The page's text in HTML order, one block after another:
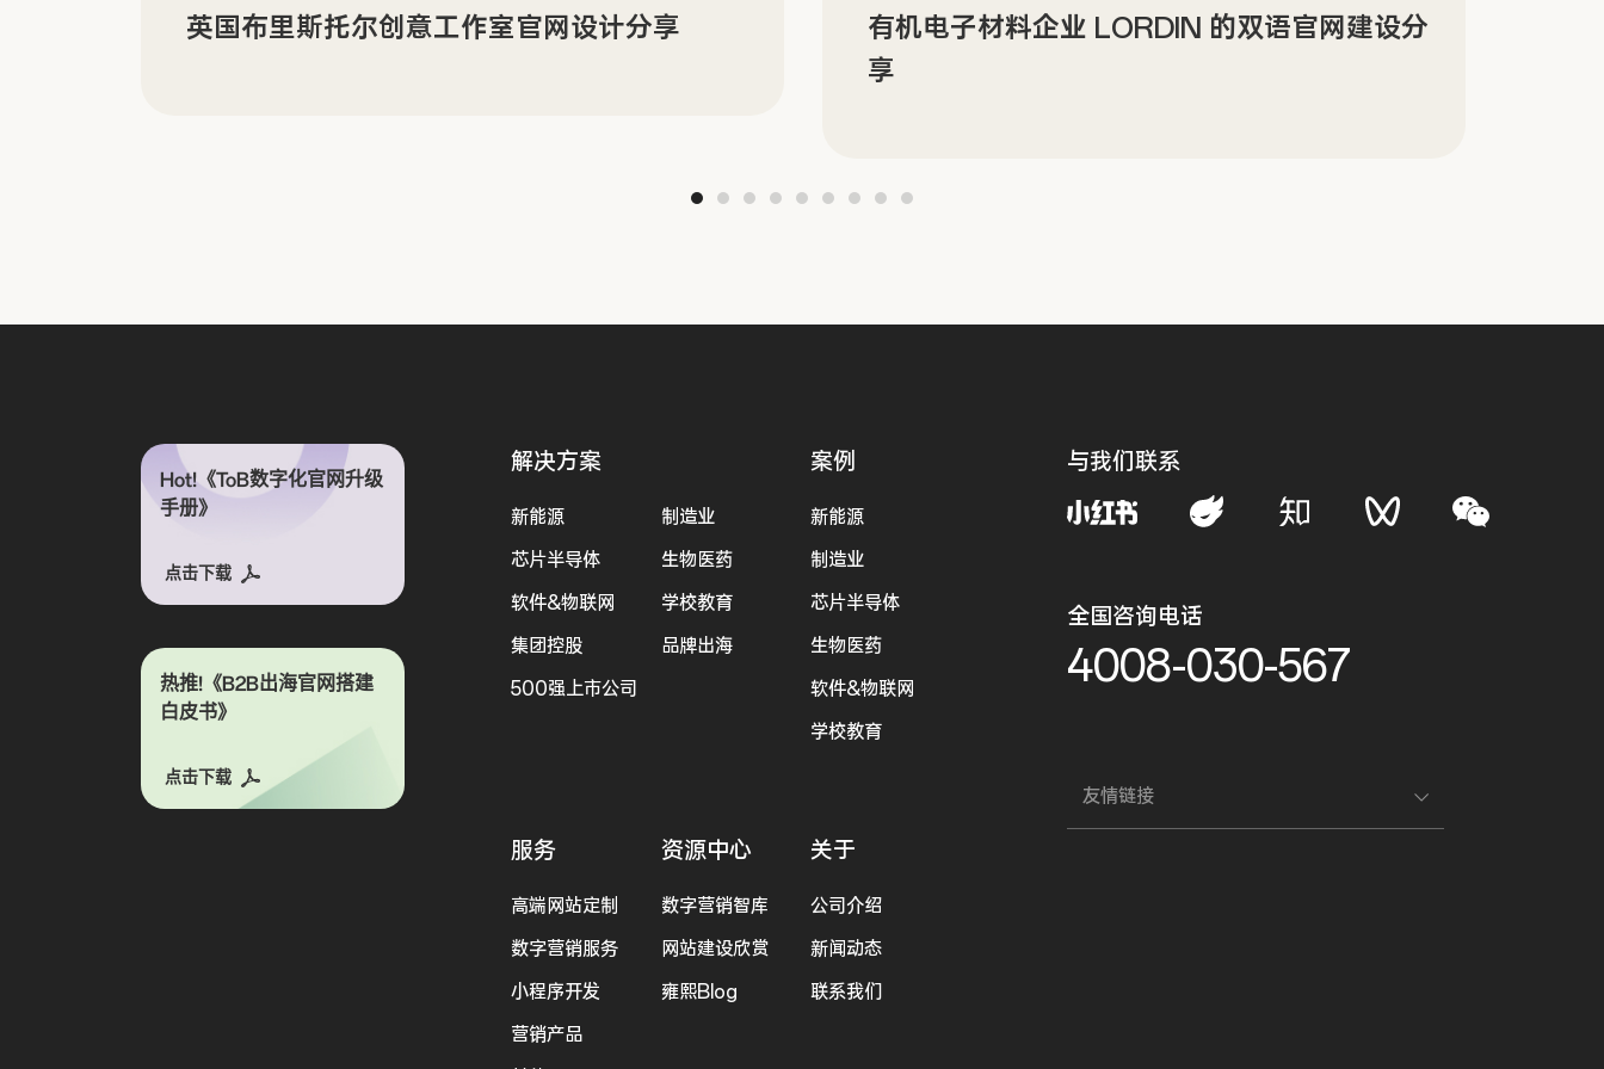
有机电子材料企业 LORDIN 的双语官网建设分
ORBYT 多场景沉浸式数字文化场馆网站设计
分享
Hot!《ToB数字化官网升级
手册》
点击下载
热推!《B2B出海官网搭建
白皮书》
点击下载
解决方案
新能源
制造业
芯片半导体
生物医药
软件&物联网
学校教育
集团控股
品牌出海
500强上市公司
案例
新能源
制造业
芯片半导体
生物医药
软件&物联网
学校教育
服务
高端网站定制
数字营销服务
小程序开发
营销产品
资源中心
数字营销智库
网站建设欣赏
雍熙Blog
关于
公司介绍
新闻动态
联系我们
与我们联系
全国咨询电话
4008-030-567
友情链接